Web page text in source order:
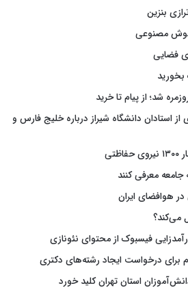
مصنوعی
فضایی
بخورید
شد؛ از پیام تا خرید
استادان دانشگاه شیراز درباره خلیج فارس و
جامعه معرفی کنند
می‌کند؟
فیسبوک از محتوای نئونازی
برای درخواست ایجاد رشته‌های دکتری